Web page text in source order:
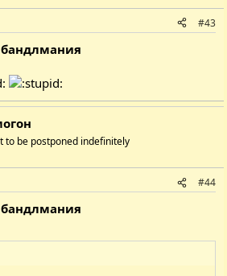
#43
to be postponed indefinitely
#44